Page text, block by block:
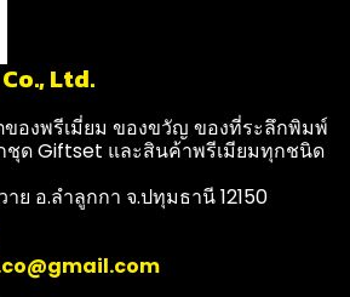
Ltd.
องพรีเมี่ยม ของขวัญ ของที่ระลึกพิมพ์
ชุด Giftset และสินค้าพรีเมียมทุกชนิด
ย อ.ลำลูกกา จ.ปทุมธานี 12150